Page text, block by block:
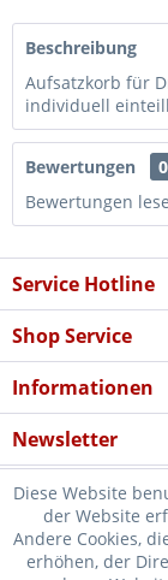
Beschreibung
Aufsatzkorb für
individuell
Bewertungen
0
Bewertungen
Service Hotline
Shop Service
Informationen
Newsletter
Diese Website
der Website
Andere Cookies,
erhöhen, der